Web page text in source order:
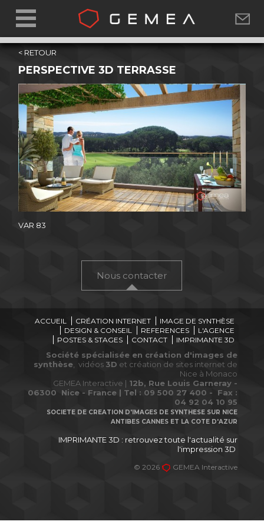
< RETOUR
PERSPECTIVE 3D TERRASSE
VAR 83
Nous contacter
ACCUEIL CRÉATION INTERNET
IMAGE DE SYNTHÈSE
DESIGN & CONSEIL
REFERENCES
L'AGENCE
POSTES & STAGES
CONTACT IMPRIMANTE 3D
Société spécialisée en création d'images de
synthèse , vidéos 3D et création de sites internet de
Nice à Monaco
GEMEA Interactive | 12b, Rue Louis Garneray -
06300 Nice - France | Tel : 09 500 27 400 - Fax :
04 92 04 10 95
SOCIETE DE CREATION D'IMAGES DE SYNTHESE SUR NICE
ANTIBES CANNES ET LA COTE D'AZUR
IMPRIMANTE 3D : retrouvez toute l'actualité sur
l'impression 3D
© 2026 GEMEA Interactive